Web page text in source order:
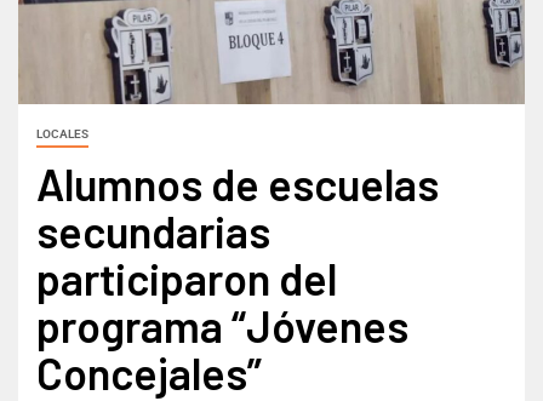
LOCALES
Alumnos de escuelas
secundarias
participaron del
programa “Jóvenes
Concejales”